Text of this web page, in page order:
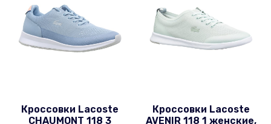
Кроссовки Lacoste
CHAUMONT 118 3
Кроссовки Lacoste
AVENIR 118 1 женские,